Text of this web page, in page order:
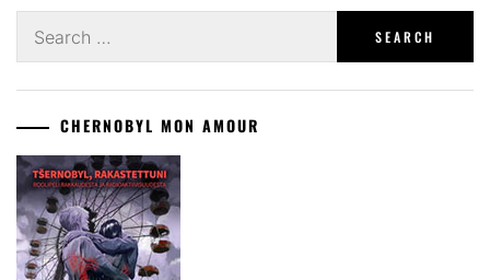
for:
CHERNOBYL MON AMOUR